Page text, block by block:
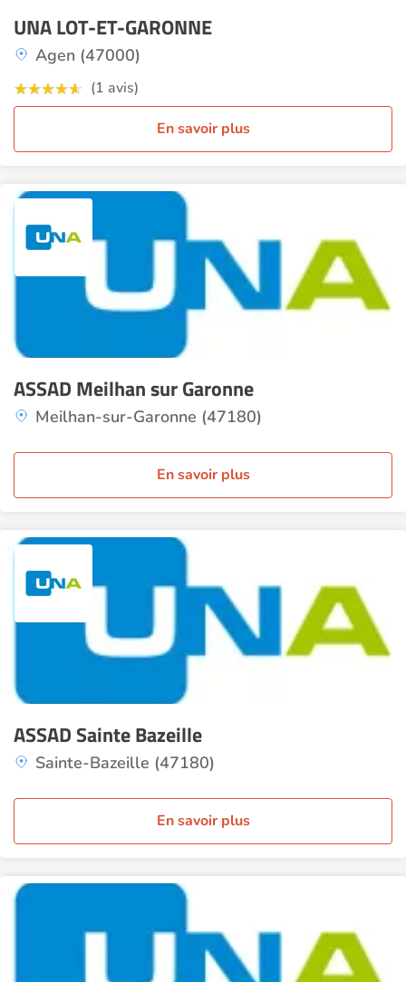
UNA LOT-ET-GARONNE
Agen (47000)
(1 avis)
En savoir plus
ASSAD Meilhan sur Garonne
Meilhan-sur-Garonne (47180)
En savoir plus
ASSAD Sainte Bazeille
Sainte-Bazeille (47180)
En savoir plus